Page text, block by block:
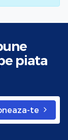
piata
te